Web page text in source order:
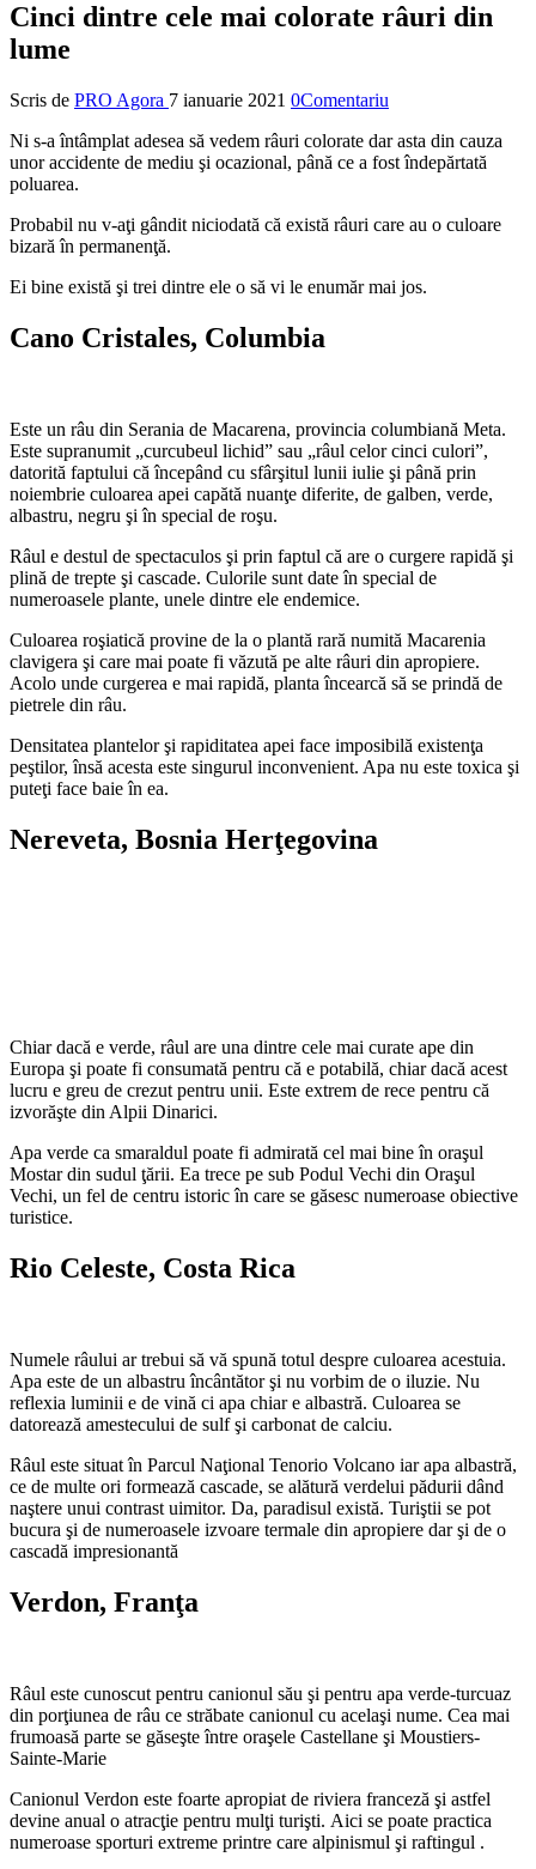
Cinci dintre cele mai colorate râuri din
lume
Scris de PRO Agora 7 ianuarie 2021 0Comentariu
Ni s-a întâmplat adesea să vedem râuri colorate dar asta din cauza
unor accidente de mediu şi ocazional, până ce a fost îndepărtată
poluarea.
Probabil nu v-aţi gândit niciodată că există râuri care au o culoare
bizară în permanenţă.
Ei bine există şi trei dintre ele o să vi le enumăr mai jos.
Cano Cristales, Columbia
Este un râu din Serania de Macarena, provincia columbiană Meta.
Este supranumit „curcubeul lichid” sau „râul celor cinci culori”,
datorită faptului că începând cu sfârşitul lunii iulie şi până prin
noiembrie culoarea apei capătă nuanţe diferite, de galben, verde,
albastru, negru şi în special de roşu.
Râul e destul de spectaculos şi prin faptul că are o curgere rapidă şi
plină de trepte şi cascade. Culorile sunt date în special de
numeroasele plante, unele dintre ele endemice.
Culoarea roşiatică provine de la o plantă rară numită Macarenia
clavigera şi care mai poate fi văzută pe alte râuri din apropiere.
Acolo unde curgerea e mai rapidă, planta încearcă să se prindă de
pietrele din râu.
Densitatea plantelor şi rapiditatea apei face imposibilă existenţa
peştilor, însă acesta este singurul inconvenient. Apa nu este toxica şi
puteţi face baie în ea.
Nereveta, Bosnia Herţegovina
Chiar dacă e verde, râul are una dintre cele mai curate ape din
Europa şi poate fi consumată pentru că e potabilă, chiar dacă acest
lucru e greu de crezut pentru unii. Este extrem de rece pentru că
izvorăşte din Alpii Dinarici.
Apa verde ca smaraldul poate fi admirată cel mai bine în oraşul
Mostar din sudul ţării. Ea trece pe sub Podul Vechi din Oraşul
Vechi, un fel de centru istoric în care se găsesc numeroase obiective
turistice.
Rio Celeste, Costa Rica
Numele râului ar trebui să vă spună totul despre culoarea acestuia.
Apa este de un albastru încântător şi nu vorbim de o iluzie. Nu
reflexia luminii e de vină ci apa chiar e albastră. Culoarea se
datorează amestecului de sulf şi carbonat de calciu.
Râul este situat în Parcul Naţional Tenorio Volcano iar apa albastră,
ce de multe ori formează cascade, se alătură verdelui pădurii dând
naştere unui contrast uimitor. Da, paradisul există. Turiştii se pot
bucura şi de numeroasele izvoare termale din apropiere dar şi de o
cascadă impresionantă
Verdon, Franţa
Râul este cunoscut pentru canionul său şi pentru apa verde-turcuaz
din porţiunea de râu ce străbate canionul cu acelaşi nume. Cea mai
frumoasă parte se găseşte între oraşele Castellane şi Moustiers-
Sainte-Marie
Canionul Verdon este foarte apropiat de riviera franceză şi astfel
devine anual o atracţie pentru mulţi turişti. Aici se poate practica
numeroase sporturi extreme printre care alpinismul şi raftingul .